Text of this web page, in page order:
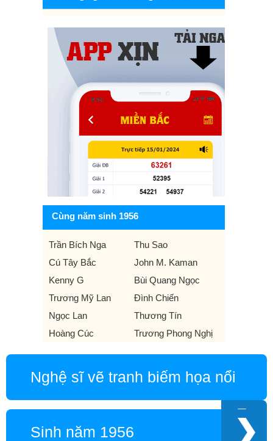
Cùng năm sinh 1956
Trần Bích Nga
Thu Sao
Cú Tây Bắc
John M. Kaman
Kenny G
Bùi Quang Ngọc
Trương Mỹ Lan
Đình Chiến
Ngọc Lan
Thương Tín
Hoàng Cúc
Trương Phong Nghị
Nghệ sĩ vẽ tranh biếm họa nổi
tiếng
Sinh năm 1956